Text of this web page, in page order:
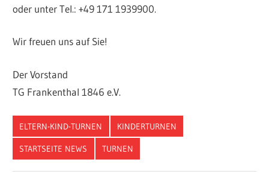
oder unter Tel.: +49 171 1939900.
Wir freuen uns auf Sie!
Der Vorstand
TG Frankenthal 1846 e.V.
ELTERN-KIND-TURNEN KINDERTURNEN
STARTSEITE NEWS TURNEN